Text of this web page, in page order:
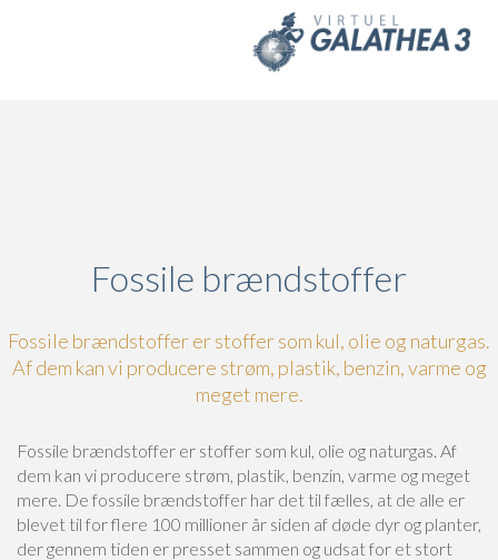
Fossile brændstoffer
Fossile brændstoffer er stoffer som kul, olie og naturgas.
Af dem kan vi producere strøm, plastik, benzin, varme og
meget mere.
Fossile brændstoffer er stoffer som kul, olie og naturgas. Af
dem kan vi producere strøm, plastik, benzin, varme og meget
mere. De fossile brændstoffer har det til fælles, at de alle er
blevet til for flere 100 millioner år siden af døde dyr og planter,
der gennem tiden er presset sammen og udsat for et stort